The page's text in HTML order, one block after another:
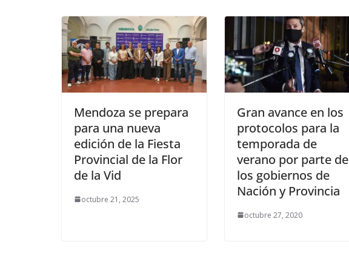
Mendoza se prepara
para una nueva
edición de la Fiesta
Provincial de la Flor
de la Vid
octubre 21, 2025
Gran avance en los
protocolos para la
temporada de
verano por parte de
los gobiernos de
Nación y Provincia
octubre 27, 2020